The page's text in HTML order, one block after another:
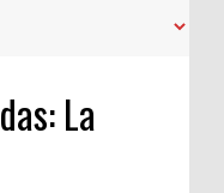
La